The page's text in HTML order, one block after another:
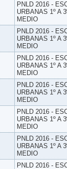
PNLD 2016 -
URBANAS 1º A
MEDIO
PNLD 2016 -
URBANAS 1º A
MEDIO
PNLD 2016 -
URBANAS 1º A
MEDIO
PNLD 2016 -
URBANAS 1º A
MEDIO
PNLD 2016 -
URBANAS 1º A
MEDIO
PNLD 2016 -
URBANAS 1º A
MEDIO
PNLD 2016 -